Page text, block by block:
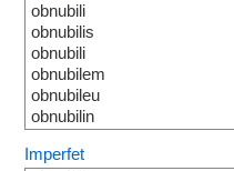
obnubili
obnubilis
obnubili
obnubilem
obnubileu
obnubilin
Imperfet